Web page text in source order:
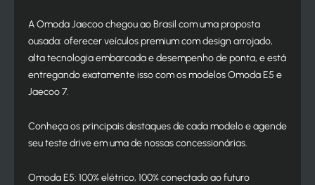
A Omoda Jaecoo chegou ao Brasil com uma proposta
ousada: oferecer veículos premium com design arrojado,
alta tecnologia embarcada e desempenho de ponta, e está
entregando exatamente isso com os modelos Omoda E5 e
Jaecoo 7.
Conheça os principais destaques de cada modelo e agende
seu teste drive em uma de nossas concessionárias.
Omoda E5: 100% elétrico, 100% conectado ao futuro